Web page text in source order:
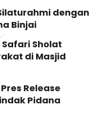
dengan
Binjai
Safari Sholat
di Masjid
Release
Pidana